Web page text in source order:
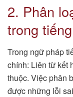
2. Phân
trong
Trong ngữ pháp
chính: Liên từ kết
thuộc. Việc phân
được những lỗi